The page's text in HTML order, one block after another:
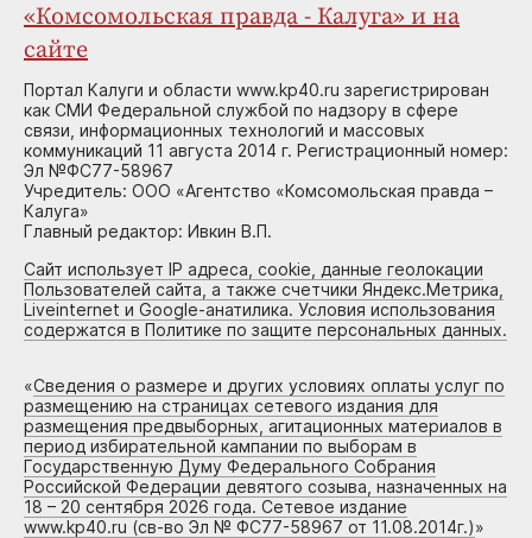
«Комсомольская правда - Калуга» и на
сайте
Портал Калуги и области www.kp40.ru зарегистрирован
как СМИ Федеральной службой по надзору в сфере
связи, информационных технологий и массовых
коммуникаций 11 августа 2014 г. Регистрационный номер:
Эл №ФС77-58967
Учредитель: ООО «Агентство «Комсомольская правда –
Калуга»
Главный редактор: Ивкин В.П.
Сайт использует IP адреса, cookie, данные геолокации
Пользователей сайта, а также счетчики Яндекс.Метрика,
Liveinternet и Google-анатилика. Условия использования
содержатся в Политике по защите персональных данных.
«Сведения о размере и других условиях оплаты услуг по
размещению на страницах сетевого издания для
размещения предвыборных, агитационных материалов в
период избирательной кампании по выборам в
Государственную Думу Федерального Собрания
Российской Федерации девятого созыва, назначенных на
18 – 20 сентября 2026 года. Сетевое издание
www.kp40.ru (св-во Эл № ФС77-58967 от 11.08.2014г.)»